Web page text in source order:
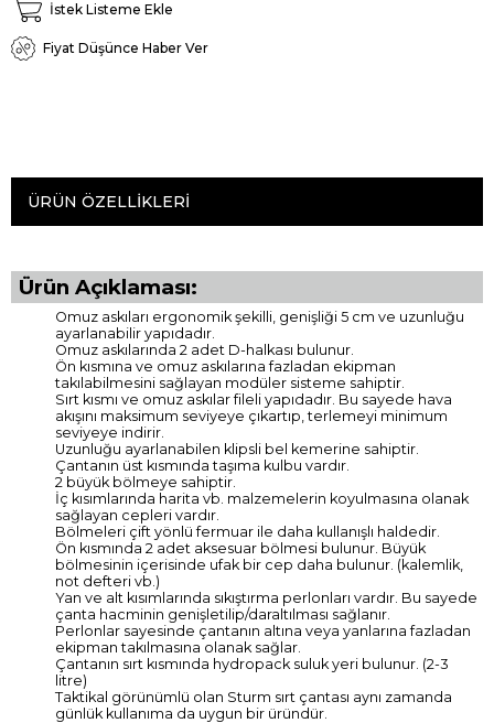
İstek Listeme Ekle
Fiyat Düşünce Haber Ver
ÜRÜN ÖZELLIKLERI
Ürün Açıklaması:
Omuz askıları ergonomik şekilli, genişliği 5 cm ve uzunluğu
ayarlanabilir yapıdadır.
Omuz askılarında 2 adet D-halkası bulunur.
Ön kısmına ve omuz askılarına fazladan ekipman
takılabilmesini sağlayan modüler sisteme sahiptir.
Sırt kısmı ve omuz askılar fileli yapıdadır. Bu sayede hava
akışını maksimum seviyeye çıkartıp, terlemeyi minimum
seviyeye indirir.
Uzunluğu ayarlanabilen klipsli bel kemerine sahiptir.
Çantanın üst kısmında taşıma kulbu vardır.
2 büyük bölmeye sahiptir.
İç kısımlarında harita vb. malzemelerin koyulmasına olanak
sağlayan cepleri vardır.
Bölmeleri çift yönlü fermuar ile daha kullanışlı haldedir.
Ön kısmında 2 adet aksesuar bölmesi bulunur. Büyük
bölmesinin içerisinde ufak bir cep daha bulunur. (kalemlik,
not defteri vb.)
Yan ve alt kısımlarında sıkıştırma perlonları vardır. Bu sayede
çanta hacminin genişletilip/daraltılması sağlanır.
Perlonlar sayesinde çantanın altına veya yanlarına fazladan
ekipman takılmasına olanak sağlar.
Çantanın sırt kısmında hydropack suluk yeri bulunur. (2-3
litre)
Taktikal görünümlü olan Sturm sırt çantası aynı zamanda
günlük kullanıma da uygun bir üründür.